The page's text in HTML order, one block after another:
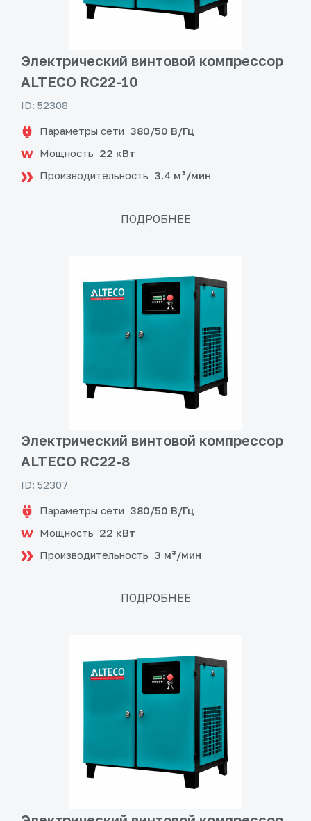
Электрический винтовой компрессор
ALTECO RC22-10
ID: 52308
Параметры сети 380/50 В/Гц
Мощность 22 кВт
Производительность 3.4 м³/мин
ПОДРОБНЕЕ
Электрический винтовой компрессор
ALTECO RC22-8
ID: 52307
Параметры сети 380/50 В/Гц
Мощность 22 кВт
Производительность 3 м³/мин
ПОДРОБНЕЕ